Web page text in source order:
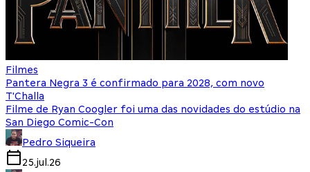
Filmes
Pantera Negra 3 é confirmado para 2028, com novo
T'Challa
Filme de Ryan Coogler foi uma das novidades do estúdio na
San Diego Comic-Con
Pedro Siqueira
25.jul.26